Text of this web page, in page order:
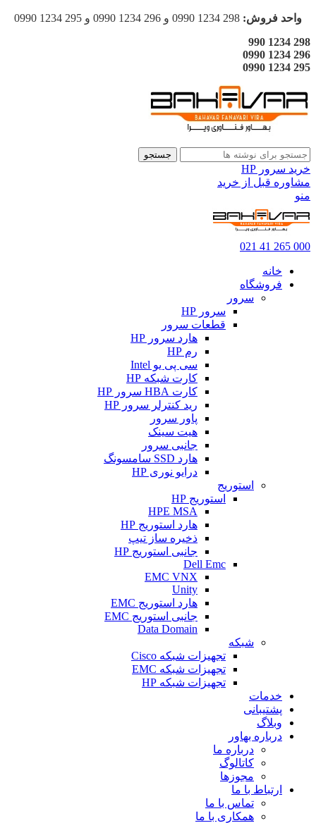
واحد فروش:
298 1234 990
296 1234 0990
295 1234 0990
جستجو
خرید سرور HP
مشاوره قبل از خرید
منو
000 265 41 021
خانه
فروشگاه
سرور
سرور HP
قطعات سرور
هارد سرور HP
رم HP
سی پی یو Intel
کارت شبکه HP
کارت HBA سرور HP
رید کنترلر سرور HP
پاور سرور
هیت سینک
جانبی سرور
هارد SSD سامسونگ
درایو نوری HP
استوریج
استوریج HP
HPE MSA
هارد استوریج HP
ذخیره ساز تیپ
جانبی استوریج HP
Dell Emc
EMC VNX
Unity
هارد استوریج EMC
جانبی استوریج EMC
Data Domain
شبکه
تجهیزات شبکه Cisco
تجهیزات شبکه EMC
تجهیزات شبکه HP
خدمات
پشتیبانی
وبلاگ
درباره بهاور
درباره ما
کاتالوگ
مجوزها
ارتباط با ما
تماس با ما
همکاری با ما